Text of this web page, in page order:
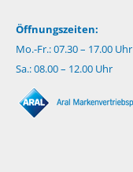
Öffnungszeiten:
Mo.-Fr.: 07.30 – 17.00 Uhr
Sa.: 08.00 – 12.00 Uhr